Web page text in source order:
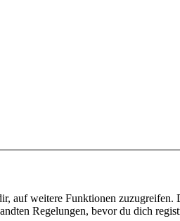
auf weitere Funktionen zuzugreifen.
Regelungen, bevor du dich